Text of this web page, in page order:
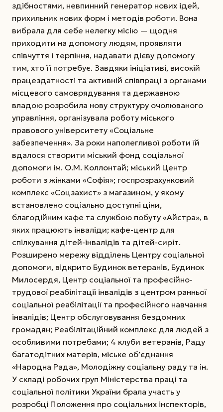
здібностями, невпинний генератор нових ідей,
прихильник нових форм і методів роботи. Вона
вибрала для себе нелегку місію — щодня
приходити на допомогу людям, проявляти
співчуття і терпіння, надавати дієву допомогу
тим, хто її потребує. Завдяки ініціативі, високій
працездатності та активній співпраці з органами
місцевого самоврядування та державною
владою розробила нову структуру очолюваного
управління, організувала роботу міського
правового університету «Соціальне
забезпечення». За роки наполегливої роботи їй
вдалося створити міський фонд соціальної
допомоги ім. О.М. Коллонтай; міський Центр
роботи з жінками «Софія»; госпрозрахунковий
комплекс «Соцзахист» з магазином, у якому
встановлено соціально доступні ціни,
благодійним кафе та службою побуту «Айстра», в
яких працюють інваліди; кафе-центр для
спілкування дітей-інвалідів та дітей-сиріт.
Розширено мережу відділень Центру соціальної
допомоги, відкрито Будинок ветеранів, Будинок
Милосердя, Центр соціальної та професійно-
трудової реабілітації інвалідів з центром ранньої
соціальної реабілітації та професійного навчання
інвалідів; Центр обслуговування бездомних
громадян; Реабілітаційний комплекс для людей з
особливими потребами; 4 клуби ветеранів, Раду
багатодітних матерів, міське об’єднання
«Народна Рада», Молодіжну соціальну раду та ін.
У складі робочих груп Міністерства праці та
соціальної політики України брала участь у
розробці Положення про соціальних інспекторів,